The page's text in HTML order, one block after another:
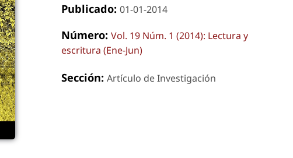
Publicado: 01-01-2014
Número: Vol. 19 Núm. 1 (2014): Lectura y
escritura (Ene-Jun)
Sección: Artículo de Investigación